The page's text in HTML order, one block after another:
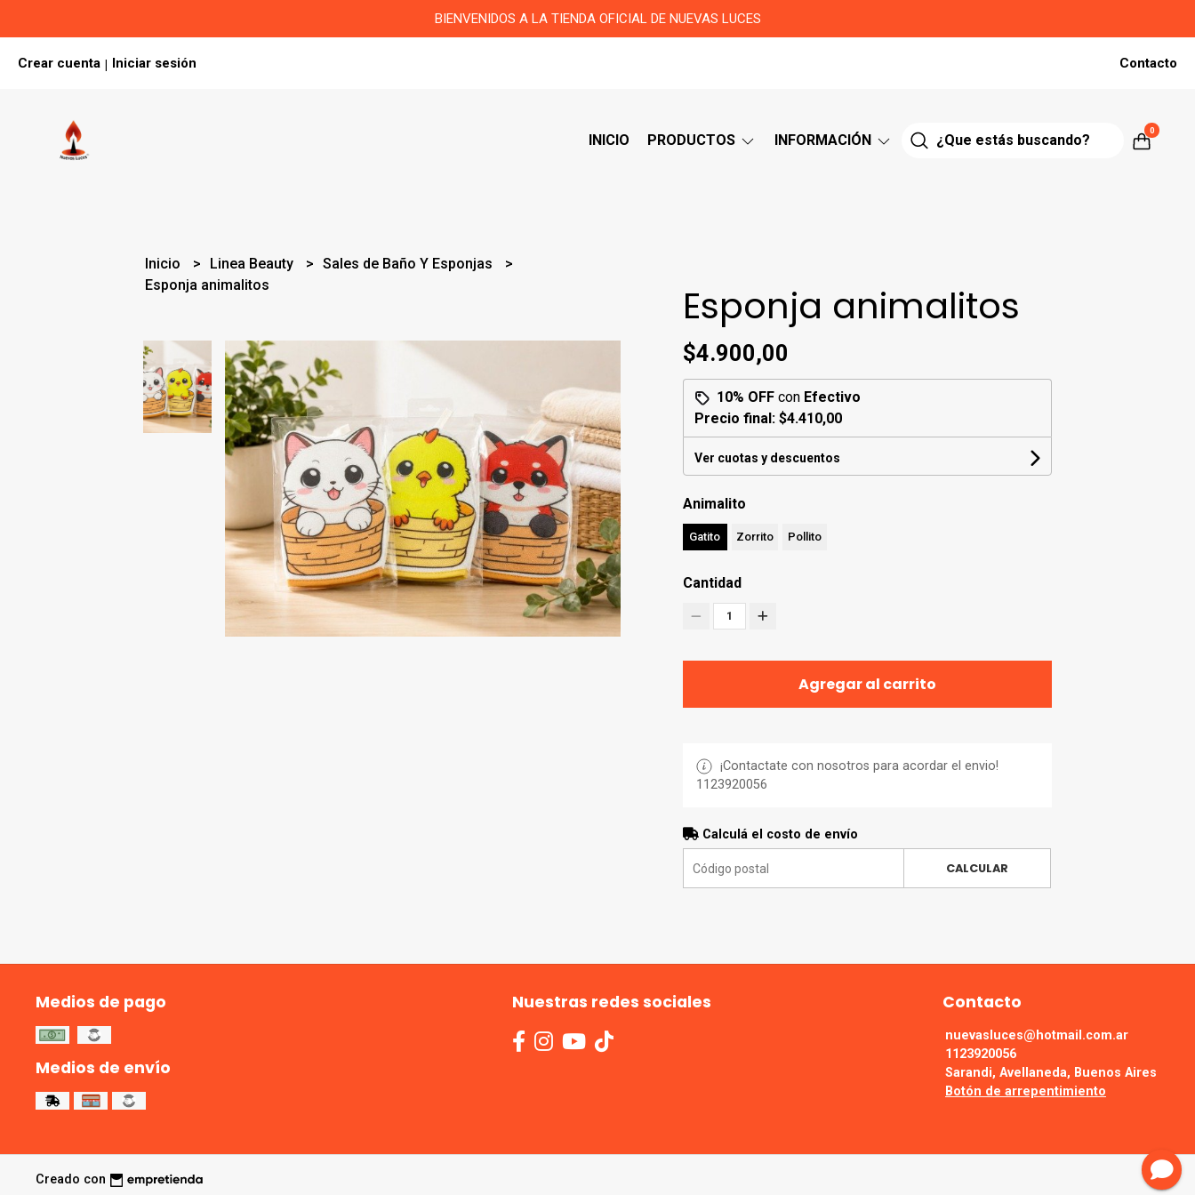
BIENVENIDOS A LA TIENDA OFICIAL DE NUEVAS LUCES
Crear cuenta | Iniciar sesión Contacto
INICIO PRODUCTOS INFORMACIÓN
0
Inicio Linea Beauty
Sales de Baño Y Esponjas
Esponja animalitos
Esponja animalitos
$4.900,00
10% OFFcon Efectivo
Precio final: $4.410,00
Ver cuotas y descuentos
Animalito
Gatito Zorrito Pollito
Cantidad
1
Agregar al carrito
¡Contactate con nosotros para acordar el envio!
1123920056
Calculá el costo de envío
CALCULAR
Medios de pago
Medios de envío
Nuestras redes sociales Contacto
nuevasluces@hotmail.com.ar
1123920056
Sarandi, Avellaneda, Buenos Aires
Botón de arrepentimiento
Creado con